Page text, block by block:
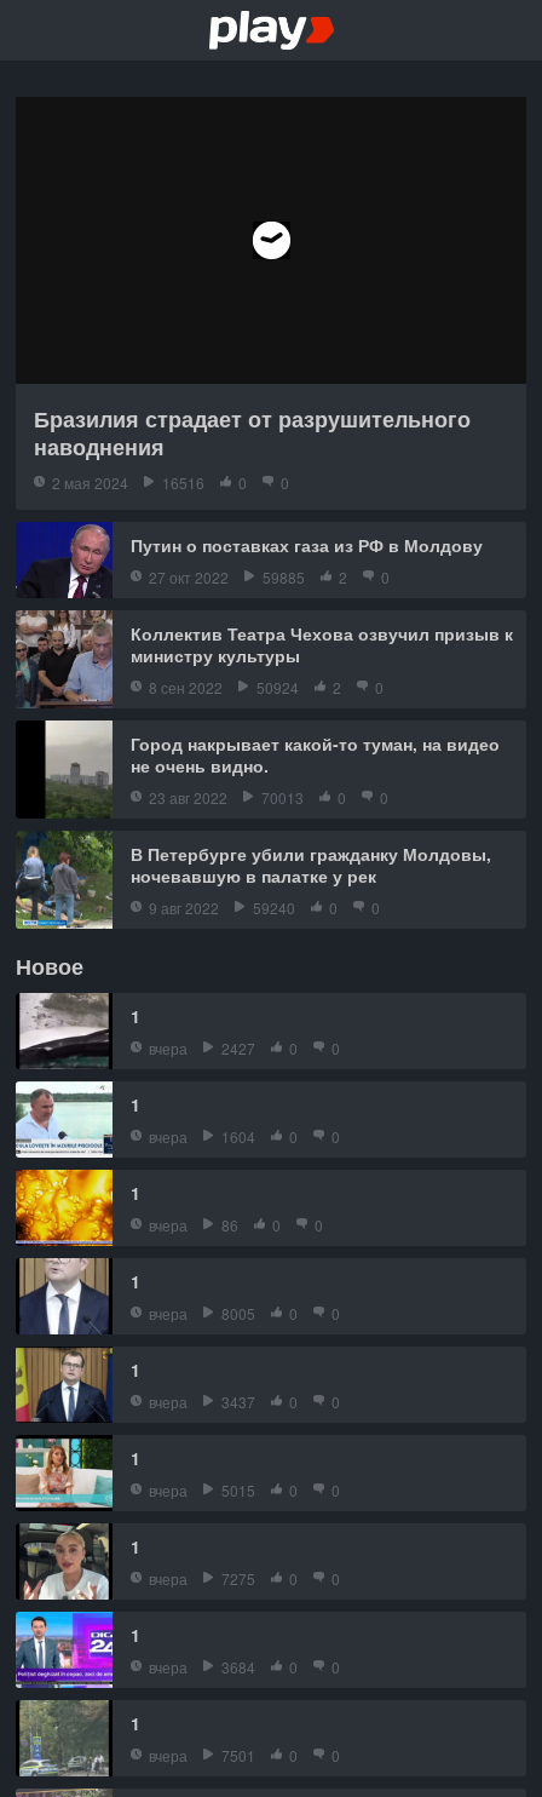
Бразилия страдает от разрушительного
наводнения
2 мая 2024 16516 0 0
Путин о поставках газа из РФ в Молдову
27 окт 2022 59885 2 0
Коллектив Театра Чехова озвучил призыв к
министру культуры
8 сен 2022 50924 2 0
Город накрывает какой-то туман, на видео
не очень видно.
23 авг 2022 70013 0 0
В Петербурге убили гражданку Молдовы,
ночевавшую в палатке у рек
9 авг 2022 59240 0 0
Новое
1
вчера 2427 0 0
1
вчера 1604 0 0
1
вчера 86 0 0
1
вчера 8005 0 0
1
вчера 3437 0 0
1
вчера 5015 0 0
1
вчера 7275 0 0
1
вчера 3684 0 0
1
вчера 7501 0 0